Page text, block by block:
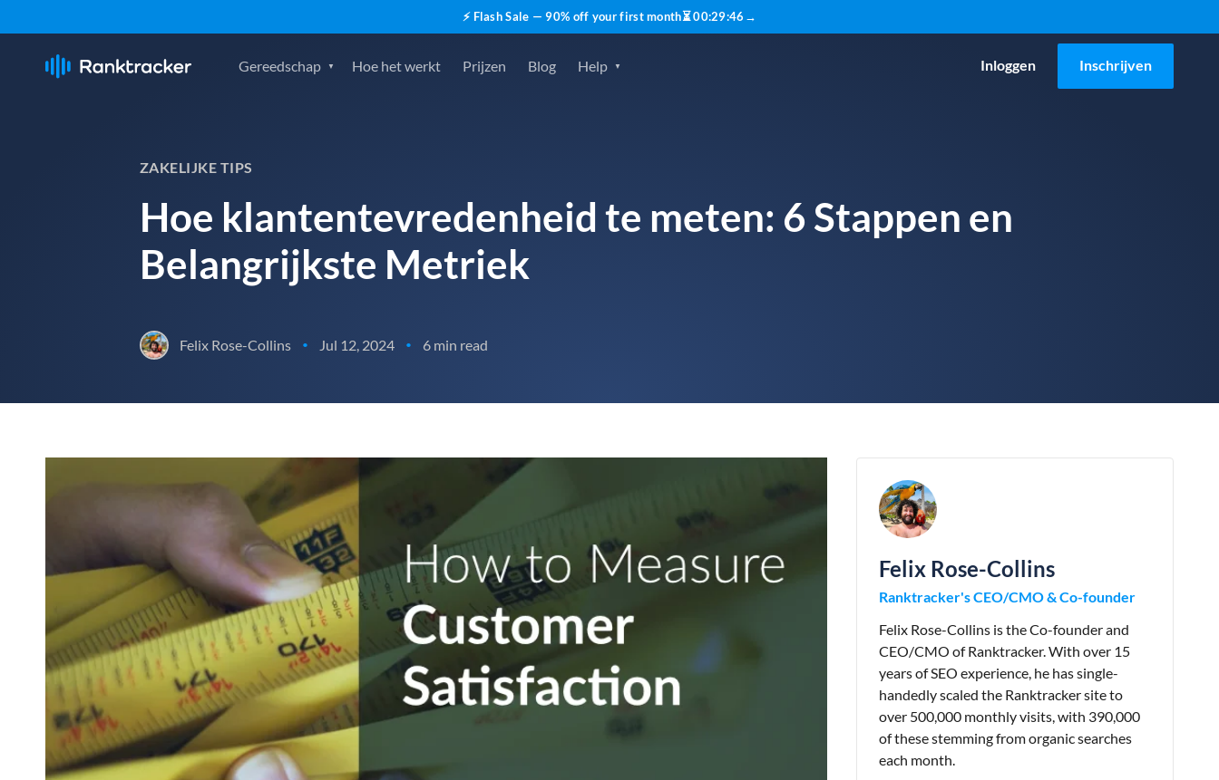
⚡ Flash Sale — 90% off your first month⏳00:29:45 →
Gereedschap Hoe het werkt Prijzen Blog Help Inloggen Inschrijven
ZAKELIJKE TIPS
Hoe klantentevredenheid te meten: 6 Stappen en
Belangrijkste Metriek
Felix Rose-Collins • Jul 12, 2024 • 6 min read
Felix Rose-Collins
Ranktracker's CEO/CMO & Co-founder
Felix Rose-Collins is the Co-founder and
CEO/CMO of Ranktracker. With over 15
years of SEO experience, he has single-
handedly scaled the Ranktracker site to
over 500,000 monthly visits, with 390,000
of these stemming from organic searches
each month.